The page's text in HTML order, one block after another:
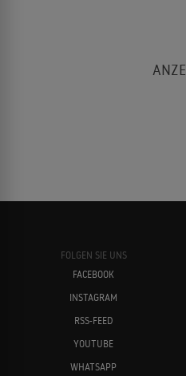
FOLGEN SIE UNS
FACEBOOK
INSTAGRAM
RSS-FEED
YOUTUBE
WHATSAPP